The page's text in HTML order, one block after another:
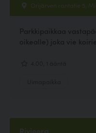
Orijärven rantatie 5,
Parkkipaikkaa
oikealle) joka vie
Rivieera